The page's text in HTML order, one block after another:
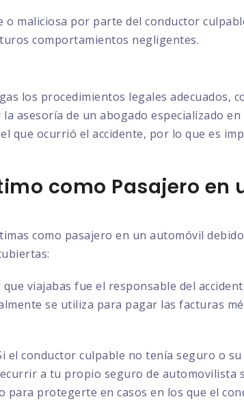
o maliciosa por parte del conductor
comportamientos negligentes.
los procedimientos legales adecuados,
asesoría de un abogado especializado en
que ocurrió el accidente, por lo que es
como Pasajero en
como pasajero en un automóvil
viajabas fue el responsable del
se utiliza para pagar las facturas
el conductor culpable no tenía seguro o
a tu propio seguro de automovilista
protegerte en casos en los que el